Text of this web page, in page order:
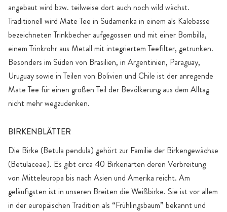
angebaut wird bzw. teilweise dort auch noch wild wächst.
Traditionell wird Mate Tee in Südamerika in einem als Kalebasse
bezeichneten Trinkbecher aufgegossen und mit einer Bombilla,
einem Trinkrohr aus Metall mit integriertem Teefilter, getrunken.
Besonders im Süden von Brasilien, in Argentinien, Paraguay,
Uruguay sowie in Teilen von Bolivien und Chile ist der anregende
Mate Tee für einen großen Teil der Bevölkerung aus dem Alltag
nicht mehr wegzudenken.
BIRKENBLÄTTER
Die Birke (Betula pendula) gehört zur Familie der Birkengewächse
(Betulaceae). Es gibt circa 40 Birkenarten deren Verbreitung
von Mitteleuropa bis nach Asien und Amerika reicht. Am
geläufigsten ist in unseren Breiten die Weißbirke. Sie ist vor allem
in der europäischen Tradition als “Frühlingsbaum” bekannt und